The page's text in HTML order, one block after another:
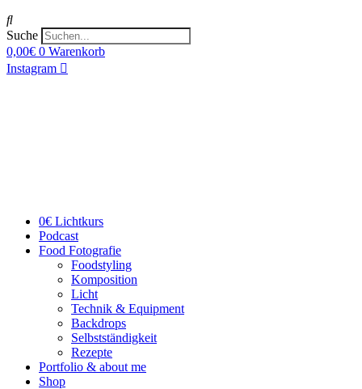
Suche
0,00€ 0 Warenkorb
Instagram
0€ Lichtkurs
Podcast
Food Fotografie
Foodstyling
Komposition
Licht
Technik & Equipment
Backdrops
Selbstständigkeit
Rezepte
Portfolio & about me
Shop